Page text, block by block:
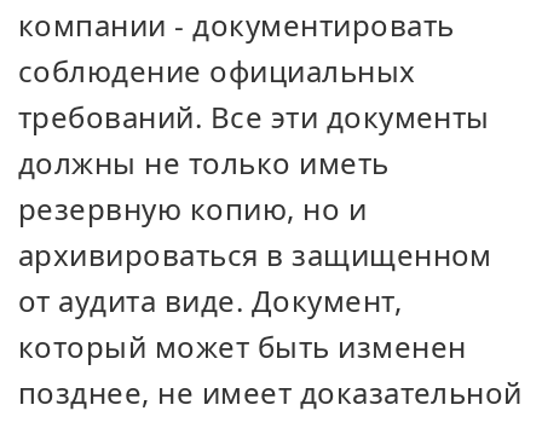
компании - документировать
соблюдение официальных
требований. Все эти документы
должны не только иметь
резервную копию, но и
архивироваться в защищенном
от аудита виде. Документ,
который может быть изменен
позднее, не имеет доказательной